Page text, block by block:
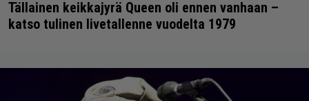
Tällainen keikkajyrä Queen oli ennen vanhaan –
katso tulinen livetallenne vuodelta 1979